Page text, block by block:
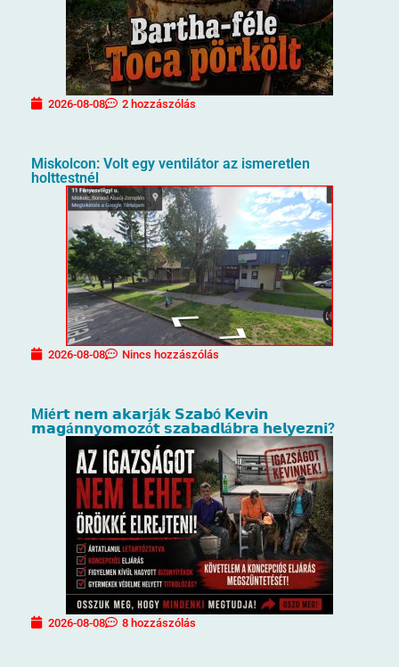
2026-08-08 2 hozzászólás
Miskolcon: Volt egy ventilátor az ismeretlen
holttestnél
2026-08-08 Nincs hozzászólás
M𝗶é𝗿𝘁 𝗻𝗲𝗺 𝗮𝗸𝗮𝗿𝗷á𝗸 𝗦𝘇𝗮𝗯ó 𝗞𝗲𝘃𝗶𝗻
𝗺𝗮𝗴á𝗻𝗻𝘆𝗼𝗺𝗼𝘇ó𝘁 𝘀𝘇𝗮𝗯𝗮𝗱𝗹á𝗯𝗿𝗮 𝗵𝗲𝗹𝘆𝗲𝘇𝗻𝗶?
2026-08-08 8 hozzászólás